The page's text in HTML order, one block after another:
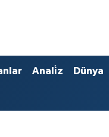
Anali̇z Dünya